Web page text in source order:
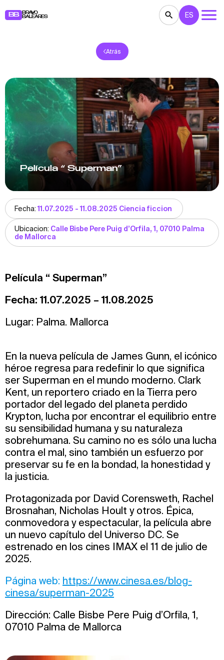
BB
BRAVO
BALEARES
TEATRO
RESTAURANTES MERCADILLOS FIESTAS
PARA NIÑOS BB NOTE
ES
Atrás
Película “ Superman”
Fecha:11.07.2025 - 11.08.2025 Ciencia ficcion
Ubicacion: Calle Bisbe Pere Puig d’Orfila, 1, 07010 Palma
de Mallorca
Película “ Superman”
Fecha: 11.07.2025 – 11.08.2025
Lugar: Palma. Mallorca
En la nueva película de James Gunn, el icónico
héroe regresa para redefinir lo que significa
ser Superman en el mundo moderno. Clark
Kent, un reportero criado en la Tierra pero
portador del legado del planeta perdido
Krypton, lucha por encontrar el equilibrio entre
su sensibilidad humana y su naturaleza
sobrehumana. Su camino no es sólo una lucha
contra el mal, sino también un esfuerzo por
preservar su fe en la bondad, la honestidad y
la justicia.
Protagonizada por David Corensweth, Rachel
Brosnahan, Nicholas Hoult y otros. Épica,
conmovedora y espectacular, la película abre
un nuevo capítulo del Universo DC. Se
estrenado en los cines IMAX el 11 de julio de
2025.
Página web: https://www.cinesa.es/blog-
cinesa/superman-2025
Dirección: Calle Bisbe Pere Puig d’Orfila, 1,
07010 Palma de Mallorca